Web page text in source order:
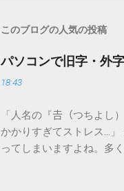
このブログの人気の投稿
パソコンで旧字・外
18:43
「人名の『𠮷（つちよし
かかりすぎてストレス…
ってしまいますよね。多
ードを打ち込むだけで一